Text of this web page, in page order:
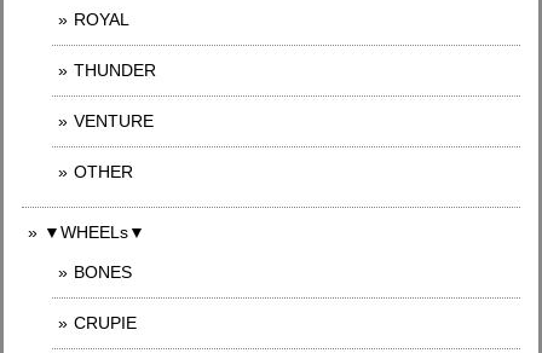
ROYAL
THUNDER
VENTURE
OTHER
▼WHEELs▼
BONES
CRUPIE